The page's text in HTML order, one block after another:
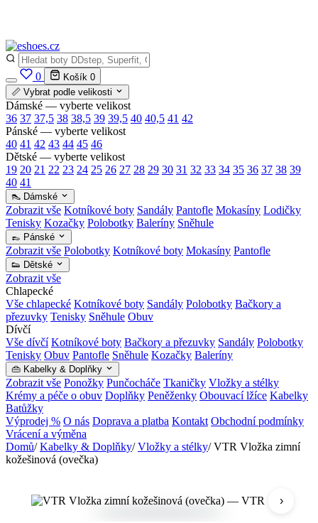
0 Košík 0
📏 Vybrat podle velikosti
Dámské — vyberte velikost
36 37 37,5 38 38,5 39 39,5 40 40,5 41 42
Pánské — vyberte velikost
40 41 42 43 44 45 46
Dětské — vyberte velikost
19 20 21 22 23 24 25 26 27 28 29 30 31 32 33 34 35 36 37 38 39
40 41
👠 Dámské
Zobrazit vše Kotníkové boty Sandály Pantofle Mokasíny Lodičky
Tenisky Kozačky Polobotky Baleríny Sněhule
👞 Pánské
Zobrazit vše Polobotky Kotníkové boty Mokasíny Pantofle
👟 Dětské
Zobrazit vše
Chlapecké
Vše chlapecké Kotníkové boty Sandály Polobotky Bačkory a
přezuvky Tenisky Sněhule Obuv
Dívčí
Vše dívčí Kotníkové boty Bačkory a přezuvky Sandály Polobotky
Tenisky Obuv Pantofle Sněhule Kozačky Baleríny
👜 Kabelky & Doplňky
Zobrazit vše Ponožky Punčocháče Tkaničky Vložky a stélky
Krémy a péče o obuv Doplňky Peněženky Obouvací lžíce Kabelky
Batůžky
Výprodej % O nás Doprava a platba Kontakt Obchodní podmínky
Vrácení a výměna
Domů/ Kabelky & Doplňky/ Vložky a stélky/ VTR Vložka zimní
kožešinová (ovečka)
›